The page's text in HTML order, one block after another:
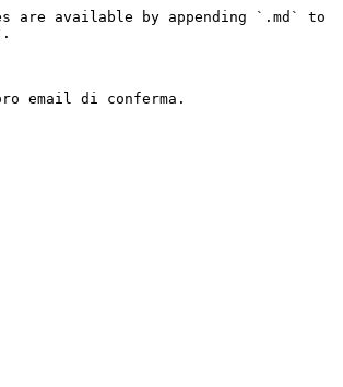
are available by appending `.md` to
email di conferma.